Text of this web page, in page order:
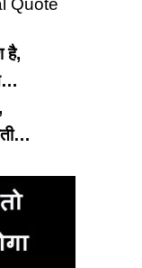
Quote
है,